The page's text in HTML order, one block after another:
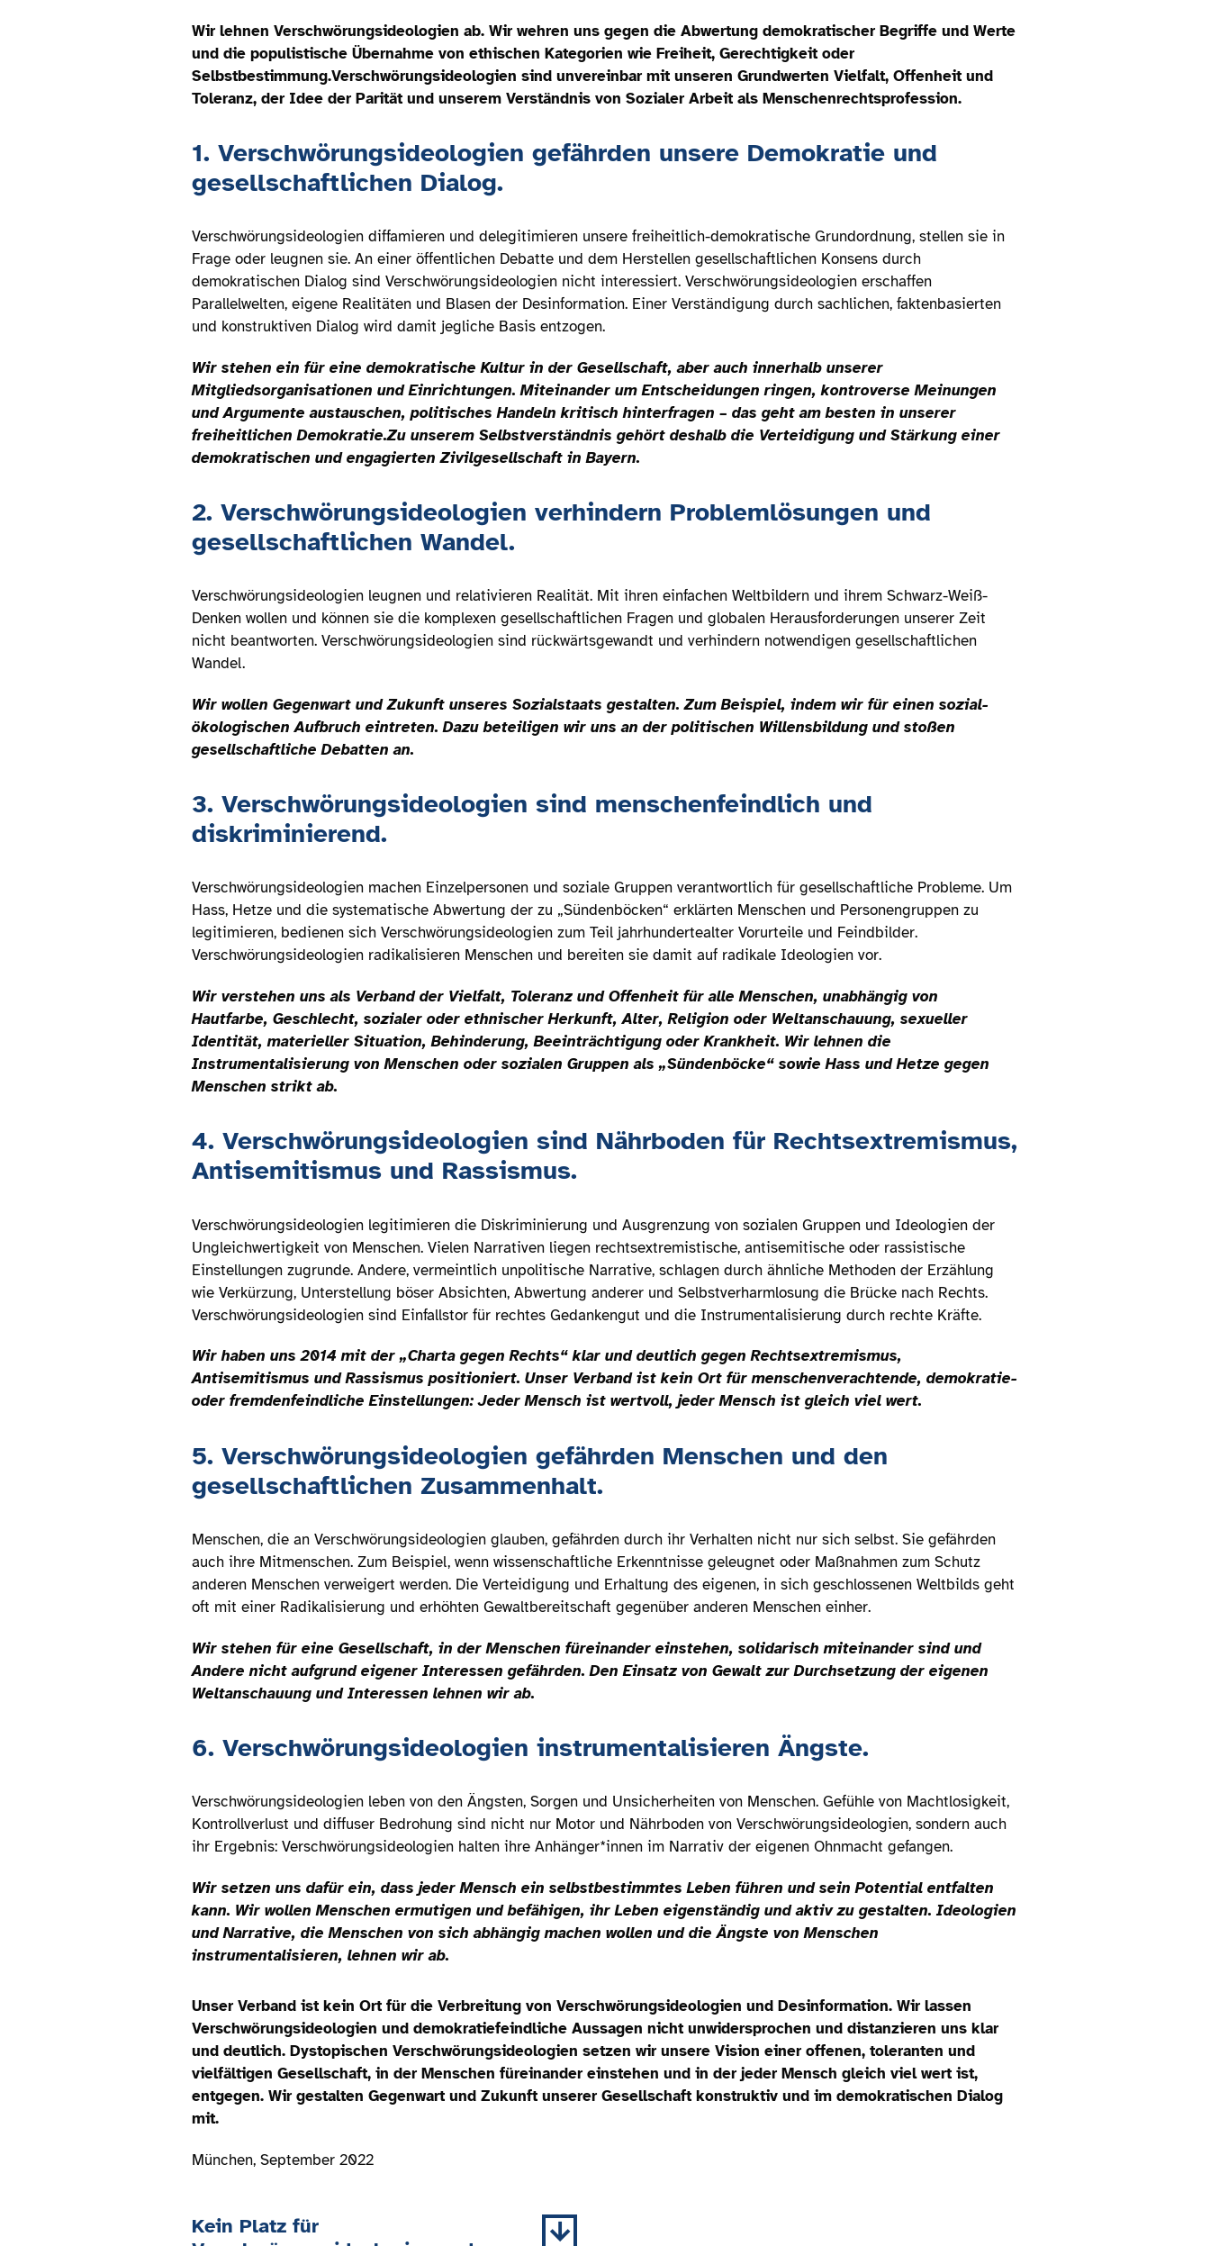
Wir lehnen Verschwörungsideologien ab. Wir wehren uns gegen die Abwertung demokratischer Begriffe und Werte
und die populistische Übernahme von ethischen Kategorien wie Freiheit, Gerechtigkeit oder
Selbstbestimmung.Verschwörungsideologien sind unvereinbar mit unseren Grundwerten Vielfalt, Offenheit und
Toleranz, der Idee der Parität und unserem Verständnis von Sozialer Arbeit als Menschenrechtsprofession.
1. Verschwörungsideologien gefährden unsere Demokratie und
gesellschaftlichen Dialog.
Verschwörungsideologien diffamieren und delegitimieren unsere freiheitlich-demokratische Grundordnung, stellen sie in
Frage oder leugnen sie. An einer öffentlichen Debatte und dem Herstellen gesellschaftlichen Konsens durch
demokratischen Dialog sind Verschwörungsideologien nicht interessiert. Verschwörungsideologien erschaffen
Parallelwelten, eigene Realitäten und Blasen der Desinformation. Einer Verständigung durch sachlichen, faktenbasierten
und konstruktiven Dialog wird damit jegliche Basis entzogen.
Wir stehen ein für eine demokratische Kultur in der Gesellschaft, aber auch innerhalb unserer
Mitgliedsorganisationen und Einrichtungen. Miteinander um Entscheidungen ringen, kontroverse Meinungen
und Argumente austauschen, politisches Handeln kritisch hinterfragen – das geht am besten in unserer
freiheitlichen Demokratie.Zu unserem Selbstverständnis gehört deshalb die Verteidigung und Stärkung einer
demokratischen und engagierten Zivilgesellschaft in Bayern.
2. Verschwörungsideologien verhindern Problemlösungen und
gesellschaftlichen Wandel.
Verschwörungsideologien leugnen und relativieren Realität. Mit ihren einfachen Weltbildern und ihrem Schwarz-Weiß-
Denken wollen und können sie die komplexen gesellschaftlichen Fragen und globalen Herausforderungen unserer Zeit
nicht beantworten. Verschwörungsideologien sind rückwärtsgewandt und verhindern notwendigen gesellschaftlichen
Wandel.
Wir wollen Gegenwart und Zukunft unseres Sozialstaats gestalten. Zum Beispiel, indem wir für einen sozial-
ökologischen Aufbruch eintreten. Dazu beteiligen wir uns an der politischen Willensbildung und stoßen
gesellschaftliche Debatten an.
3. Verschwörungsideologien sind menschenfeindlich und
diskriminierend.
Verschwörungsideologien machen Einzelpersonen und soziale Gruppen verantwortlich für gesellschaftliche Probleme. Um
Hass, Hetze und die systematische Abwertung der zu „Sündenböcken“ erklärten Menschen und Personengruppen zu
legitimieren, bedienen sich Verschwörungsideologien zum Teil jahrhundertealter Vorurteile und Feindbilder.
Verschwörungsideologien radikalisieren Menschen und bereiten sie damit auf radikale Ideologien vor.
Wir verstehen uns als Verband der Vielfalt, Toleranz und Offenheit für alle Menschen, unabhängig von
Hautfarbe, Geschlecht, sozialer oder ethnischer Herkunft, Alter, Religion oder Weltanschauung, sexueller
Identität, materieller Situation, Behinderung, Beeinträchtigung oder Krankheit. Wir lehnen die
Instrumentalisierung von Menschen oder sozialen Gruppen als „Sündenböcke“ sowie Hass und Hetze gegen
Menschen strikt ab.
4. Verschwörungsideologien sind Nährboden für Rechtsextremismus,
Antisemitismus und Rassismus.
Verschwörungsideologien legitimieren die Diskriminierung und Ausgrenzung von sozialen Gruppen und Ideologien der
Ungleichwertigkeit von Menschen. Vielen Narrativen liegen rechtsextremistische, antisemitische oder rassistische
Einstellungen zugrunde. Andere, vermeintlich unpolitische Narrative, schlagen durch ähnliche Methoden der Erzählung
wie Verkürzung, Unterstellung böser Absichten, Abwertung anderer und Selbstverharmlosung die Brücke nach Rechts.
Verschwörungsideologien sind Einfallstor für rechtes Gedankengut und die Instrumentalisierung durch rechte Kräfte.
Wir haben uns 2014 mit der „Charta gegen Rechts“ klar und deutlich gegen Rechtsextremismus,
Antisemitismus und Rassismus positioniert. Unser Verband ist kein Ort für menschenverachtende, demokratie-
oder fremdenfeindliche Einstellungen: Jeder Mensch ist wertvoll, jeder Mensch ist gleich viel wert.
5. Verschwörungsideologien gefährden Menschen und den
gesellschaftlichen Zusammenhalt.
Menschen, die an Verschwörungsideologien glauben, gefährden durch ihr Verhalten nicht nur sich selbst. Sie gefährden
auch ihre Mitmenschen. Zum Beispiel, wenn wissenschaftliche Erkenntnisse geleugnet oder Maßnahmen zum Schutz
anderen Menschen verweigert werden. Die Verteidigung und Erhaltung des eigenen, in sich geschlossenen Weltbilds geht
oft mit einer Radikalisierung und erhöhten Gewaltbereitschaft gegenüber anderen Menschen einher.
Wir stehen für eine Gesellschaft, in der Menschen füreinander einstehen, solidarisch miteinander sind und
Andere nicht aufgrund eigener Interessen gefährden. Den Einsatz von Gewalt zur Durchsetzung der eigenen
Weltanschauung und Interessen lehnen wir ab.
6. Verschwörungsideologien instrumentalisieren Ängste.
Verschwörungsideologien leben von den Ängsten, Sorgen und Unsicherheiten von Menschen. Gefühle von Machtlosigkeit,
Kontrollverlust und diffuser Bedrohung sind nicht nur Motor und Nährboden von Verschwörungsideologien, sondern auch
ihr Ergebnis: Verschwörungsideologien halten ihre Anhänger*innen im Narrativ der eigenen Ohnmacht gefangen.
Wir setzen uns dafür ein, dass jeder Mensch ein selbstbestimmtes Leben führen und sein Potential entfalten
kann. Wir wollen Menschen ermutigen und befähigen, ihr Leben eigenständig und aktiv zu gestalten. Ideologien
und Narrative, die Menschen von sich abhängig machen wollen und die Ängste von Menschen
instrumentalisieren, lehnen wir ab.
Unser Verband ist kein Ort für die Verbreitung von Verschwörungsideologien und Desinformation. Wir lassen
Verschwörungsideologien und demokratiefeindliche Aussagen nicht unwidersprochen und distanzieren uns klar
und deutlich. Dystopischen Verschwörungsideologien setzen wir unsere Vision einer offenen, toleranten und
vielfältigen Gesellschaft, in der Menschen füreinander einstehen und in der jeder Mensch gleich viel wert ist,
entgegen. Wir gestalten Gegenwart und Zukunft unserer Gesellschaft konstruktiv und im demokratischen Dialog
mit.
München, September 2022
Kein Platz für